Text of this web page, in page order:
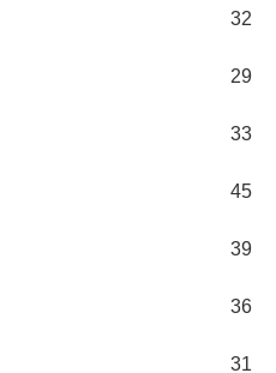
32
29
33
45
39
36
31